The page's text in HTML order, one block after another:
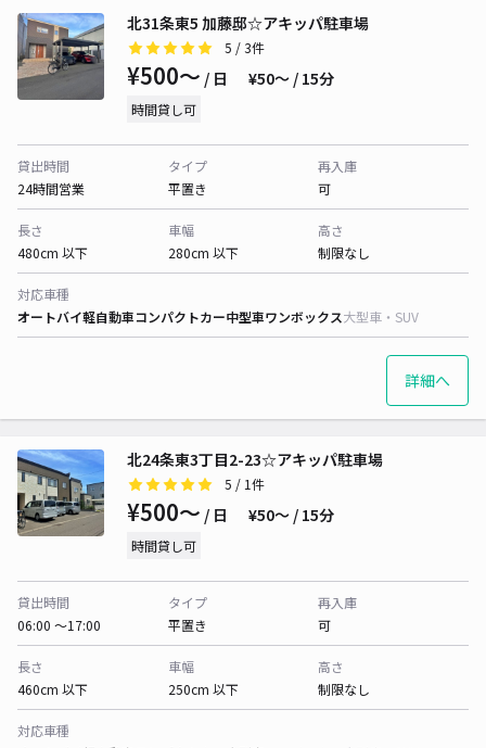
北31条東5 加藤邸☆アキッパ駐車場
5 / 3件
¥500〜 / 日 ¥50〜 / 15分
時間貸し可
貸出時間
24時間営業
タイプ
平置き
再入庫
可
長さ
480cm 以下
車幅
280cm 以下
高さ
制限なし
対応車種
オートバイ軽自動車コンパクトカー中型車ワンボックス大型車・SUV
詳細へ
北24条東3丁目2-23☆アキッパ駐車場
5 / 1件
¥500〜 / 日 ¥50〜 / 15分
時間貸し可
貸出時間
06:00 〜17:00
タイプ
平置き
再入庫
可
長さ
460cm 以下
車幅
250cm 以下
高さ
制限なし
対応車種